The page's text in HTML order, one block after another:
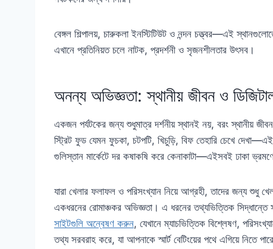
বেঙ্গল শিল্পালয়, চারুকলা ইনস্টিটিউট ও নন্দন চত্ত্বর—এই
এখানে প্রতিনিয়ত চলে নাটক, প্রদর্শনী ও সৃজনশীলতার উৎসব।
অনন্য অভিজ্ঞতা: স্থানীয় জীবন ও
একজন পর্যটকের জন্য শুধুমাত্র দর্শনীয় স্থানই নয়, বরং স্থানীয়
স্ট্রিট ফুড যেমন ফুচকা, চটপটি, খিচুড়ি, বিফ তেহারি চেখে
গুলিস্তান মার্কেটে দর কষাকষি করে কেনাকাটা—এইসবই ঢাকা
যারা খেলার ফলাফল ও পরিসংখ্যান নিয়ে আগ্রহী, তাদের জন্য শুধু
একধরনের রোমাঞ্চকর অভিজ্ঞতা। এ ধরনের তথ্যভিত্তিক
সাইটগুলি অন্বেষণ করুন, যেখানে ম্যাচভিত্তিক বিশ্লেষণ,
তথ্য সরবরাহ করে, যা আপনাকে স্মার্ট বেটিংয়ের পথে এগিয়ে